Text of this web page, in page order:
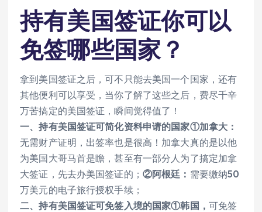
持有美国签证你可以
免签哪些国家？
拿到美国签证之后，可不只能去美国一个国家，还有
其他便利可以享受，当你了解了这些之后，费尽千辛
万苦搞定的美国签证，瞬间觉得值了！
一、持有美国签证可简化资料申请的国家①加拿大：
无需财产证明，出签率也是很高！加拿大真的是以他
为美国大哥马首是瞻，甚至有一部分人为了搞定加拿
大签证，先去办美国签证的； ②阿根廷： 需要缴纳50
万美元的电子旅行授权手续；
二、持有美国签证可免签入境的国家①韩国， 可免签